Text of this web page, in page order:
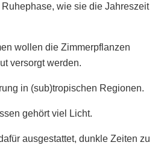
Ruhephase, wie sie die Jahreszeit
wollen die Zimmerpflanzen
versorgt werden.
in (sub)tropischen Regionen.
gehört viel Licht.
ausgestattet, dunkle Zeiten zu